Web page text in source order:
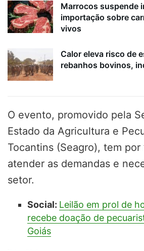
Marrocos suspende
importação sobre
vivos
Calor eleva risco de
rebanhos bovinos,
O evento, promovido pela
Estado da Agricultura e
Tocantins (Seagro), tem por
atender as demandas e
setor.
Social: Leilão em prol de
recebe doação de
Goiás